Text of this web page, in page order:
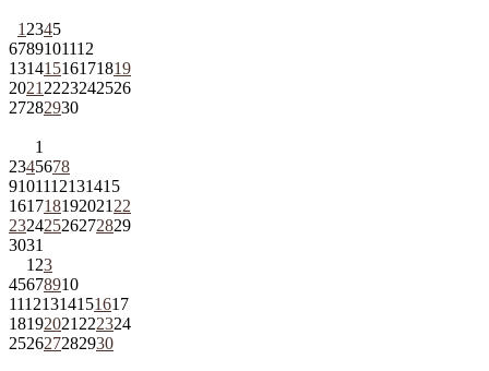
1 2345
6789101112
13141516171819
2021 2223242526
27282930
1
2345678
9101112131415
161718192021 22
23242526272829
3031
1 23
45678910
11121314151617
18192021 222324
252627282930